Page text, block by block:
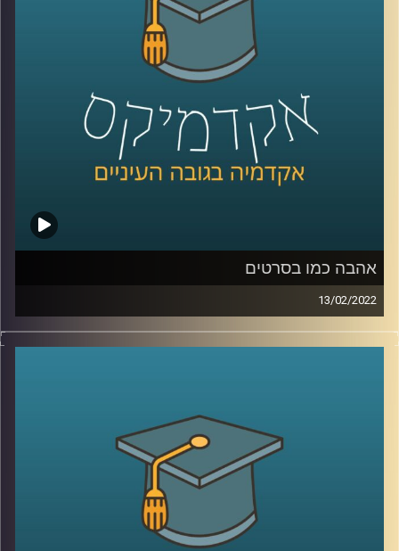
האזינו להמשך השיחה שקיימתי עם ד"ר שירי רזניק, מרצת
הקורס ייצוגים של אהבה וזוגיות בתרבות הפופולארית.
לשיחה עם ד"ר שירי רזניק על "אהבה כמו בסרטים" –
לשיחה עם ד"ר שירי רזניק על אהבה וצרכנות –לחצו כאן
אהבה כמו בסרטים
13/02/2022
כולם רוצים אהבה כמו בסרטים, כזאת שממבט ראשון יודעים
בה ש"זה-זה". אבל מהי בעצם אותה אהבה הוליוודית ומה הבעיה
האזינו לשיחה שקיימתי עם ד"ר שירי רזניק, פסיכולוגית חברתית
וחוקרת תקשורת, מרצת הקורס "ייצוגים של אהבה וזוגיות
בתרבות הפופולארית".
לשיחה עם ד"ר שירי רזניק על איך ילדות תופסות סיפורי אהבה